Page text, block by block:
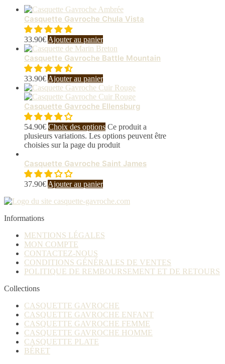
Casquette Gavroche Chula Vista
33.90€ Ajouter au panier
Casquette Gavroche Battle Mountain
33.90€ Ajouter au panier
Casquette Gavroche Ellensburg
54.90€ Choix des options Ce produit a
plusieurs variations. Les options peuvent être
choisies sur la page du produit
Casquette Gavroche Saint James
37.90€ Ajouter au panier
Informations
MENTIONS LÉGALES
MON COMPTE
CONTACTEZ-NOUS
CONDITIONS GÉNÉRALES DE VENTES
POLITIQUE DE REMBOURSEMENT ET DE RETOURS
Collections
CASQUETTE GAVROCHE
CASQUETTE GAVROCHE ENFANT
CASQUETTE GAVROCHE FEMME
CASQUETTE GAVROCHE HOMME
CASQUETTE PLATE
BÉRET